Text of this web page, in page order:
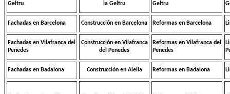
Geltru
la Geltru
Geltru
Fachadas en Barcelona Construcción en Barcelona Reformas en Barcelona
Fachadas en Vilafranca del
Penedes
Construcción en Vilafranca
del Penedes
Reformas en Vilafranca del
Penedes
Fachadas en Badalona Construcción en Alella Reformas en Badalona